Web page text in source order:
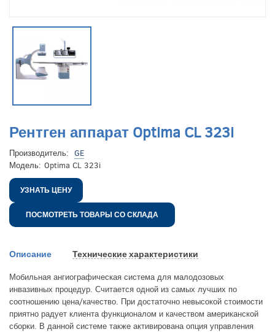
Рентген аппарат Optima CL 323i
Производитель: GE
Модель: Optima CL 323i
УЗНАТЬ ЦЕНУ
ПОСМОТРЕТЬ ТОВАРЫ СО СКЛАДА
Описание Технические характеристики
Мобильная ангиографическая система для малодозовых
инвазивных процедур. Считается одной из самых лучших по
соотношению цена/качество. При достаточно невысокой стоимости
приятно радует клиента функционалом и качеством американской
сборки. В данной системе также активирована опция управления